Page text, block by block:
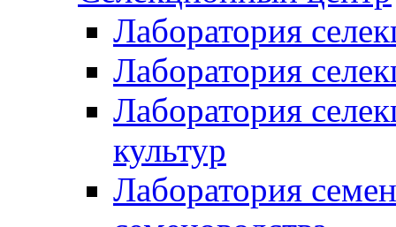
Лаборатория
Лаборатория
Лаборатория
культур
Лаборатория